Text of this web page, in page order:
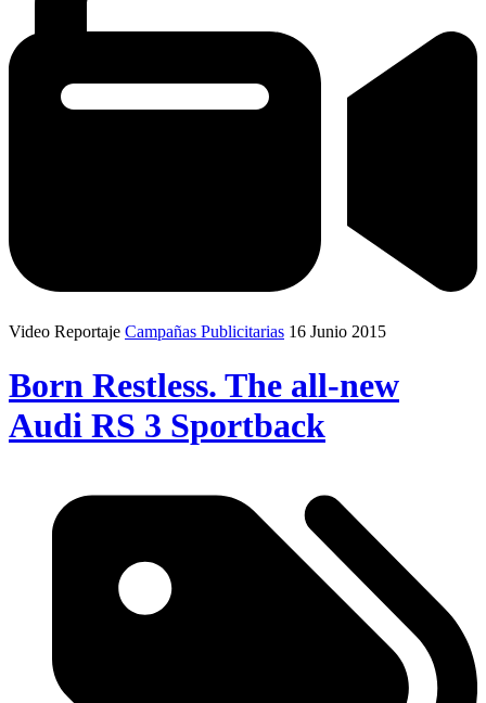
Video Reportaje Campañas Publicitarias 16 Junio 2015
Born Restless. The all-new
Audi RS 3 Sportback